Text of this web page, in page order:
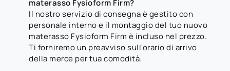
materasso Fysioform Firm?
Il nostro servizio di consegna è gestito con
personale interno e il montaggio del tuo nuovo
materasso Fysioform Firm è incluso nel prezzo.
Ti forniremo un preavviso sull'orario di arrivo
della merce per tua comodità.